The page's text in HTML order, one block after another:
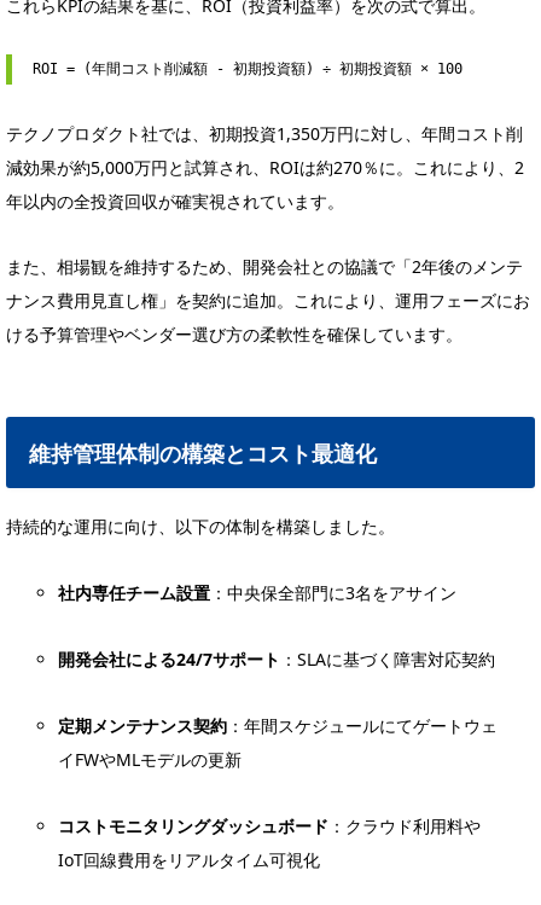
これらKPIの結果を基に、ROI（投資利益率）を次の式で算出。
ROI = (年間コスト削減額 - 初期投資額) ÷ 初期投資額 × 100
テクノプロダクト社では、初期投資1,350万円に対し、年間コスト削
減効果が約5,000万円と試算され、ROIは約270％に。これにより、2
年以内の全投資回収が確実視されています。
また、相場観を維持するため、開発会社との協議で「2年後のメンテ
ナンス費用見直し権」を契約に追加。これにより、運用フェーズにお
ける予算管理やベンダー選び方の柔軟性を確保しています。
維持管理体制の構築とコスト最適化
持続的な運用に向け、以下の体制を構築しました。
社内専任チーム設置 ：中央保全部門に3名をアサイン
開発会社による24/7サポート ：SLAに基づく障害対応契約
定期メンテナンス契約 ：年間スケジュールにてゲートウェ
イFWやMLモデルの更新
コストモニタリングダッシュボード ：クラウド利用料や
IoT回線費用をリアルタイム可視化